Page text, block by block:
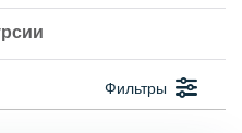
Фильтры